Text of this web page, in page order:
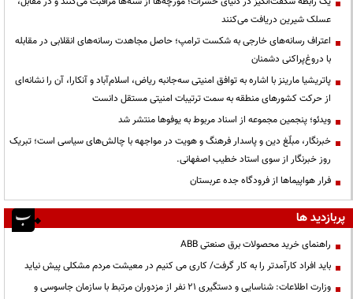
عسلک شیرین دریافت می‌کنند
اعتراف رسانه‌های خارجی به شکست ترامپ؛ حاصل مجاهدت رسانه‌های انقلابی در مقابله
با دروغ‌پراکنی دشمنان
پاتریشیا مارینز با اشاره به توافق امنیتی سه‌جانبه ریاض، اسلام‌آباد و آنکارا، آن را نشانه‌ای
از حرکت کشورهای منطقه به سمت ترتیبات امنیتی مستقل دانست
ویدئو؛ پنجمین مجموعه از اسناد مربوط به یوفوها منتشر شد
خبرنگار، مبلّغ دین و پاسدار فرهنگ و هویت در مواجهه با چالش‌های سیاسی است؛ تبریک
روز خبرنگار از سوی استاد خطیب اصفهانی.
فرار هواپیماها از فرودگاه جده عربستان
پربازدید ها
راهنمای خرید محصولات برق صنعتی ABB
باید افراد کارآمدتر را به کار گرفت/ کاری می کنیم در معیشت مردم مشکلی پیش نیاید
وزارت اطلاعات: شناسایی و دستگیری ۲۱ نفر از مزدوران مرتبط با سازمان جاسوسی و